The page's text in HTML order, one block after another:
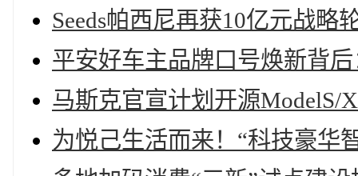
Seeds帕西尼再获10亿元战略
平安好车主品牌口号焕新背
马斯克官宣计划开源ModelS/
为悦己生活而来！“科技豪华